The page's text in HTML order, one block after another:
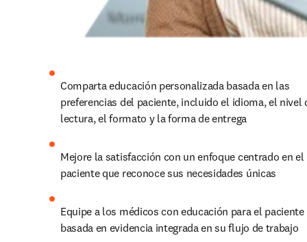
Comparta educación personalizada basada en las
preferencias del paciente, incluido el idioma, el nivel
lectura, el formato y la forma de entrega
Mejore la satisfacción con un enfoque centrado en el
paciente que reconoce sus necesidades únicas
Equipe a los médicos con educación para el paciente
basada en evidencia integrada en su flujo de trabajo